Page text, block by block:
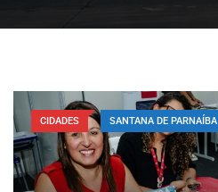
CIDADES SANTANA DE PARNAÍBA